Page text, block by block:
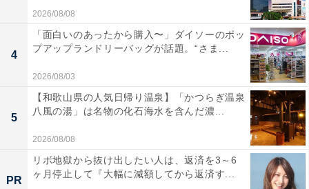
チェックイン・チェックアウト
チェックイン：15:00
チェックアウト：10:00
※プランにより時間が異なる可能性があります
あわせて読みたい
【福岡県の人気ホテル】「照葉スパリゾー
ト」は九州最大級の温浴施設と多彩な岩盤房
が魅力
2026/08/08
4
「面白いのあったから購入〜」ダイソーのポッ
プアップランドリーバッグが話題。“さま...
2026/08/03
5
【和歌山県の人気日帰り温泉】「かつらぎ温泉
八風の湯」は名物の化石海水を含んだ濃...
2026/08/08
PR
リボ地獄から抜け出したい人は、返済を3～6
ヶ月停止して『大幅に減額してから返済す...